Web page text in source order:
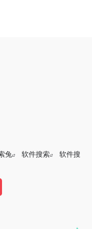
兔 软件搜索
软件搜